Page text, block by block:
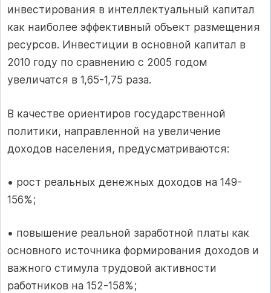
инвестирования в интеллектуальный капитал
как наиболее эффективный объект размещения
ресурсов. Инвестиции в основной капитал в
2010 году по сравнению с 2005 годом
увеличатся в 1,65-1,75 раза.
В качестве ориентиров государственной
политики, направленной на увеличение
доходов населения, предусматриваются:
• рост реальных денежных доходов на 149-
156%;
• повышение реальной заработной платы как
основного источника формирования доходов и
важного стимула трудовой активности
работников на 152-158%;